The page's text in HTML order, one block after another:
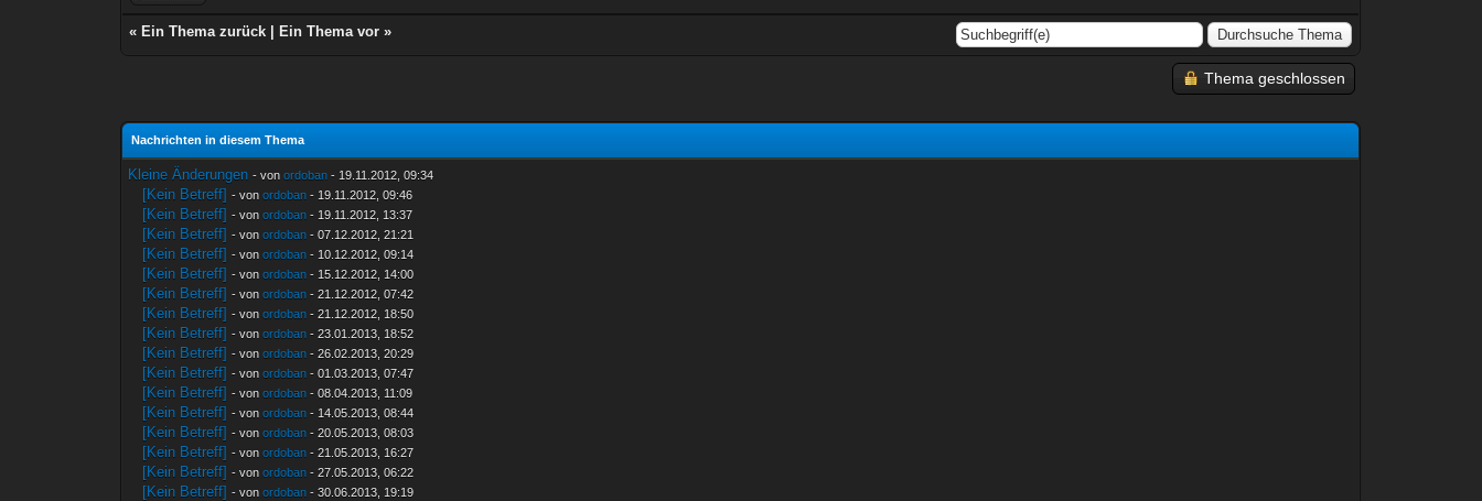
« Ein Thema zurück Ein Thema vor »
Thema geschlossen
Nachrichten in diesem Thema
Kleine Änderungen - vonordoban - 19.11.2012, 09:34
[Kein Betreff] - vonordoban - 19.11.2012, 09:46
[Kein Betreff] - vonordoban - 19.11.2012, 13:37
[Kein Betreff] - vonordoban - 07.12.2012, 21:21
[Kein Betreff] - vonordoban - 10.12.2012, 09:14
[Kein Betreff] - vonordoban - 15.12.2012, 14:00
[Kein Betreff] - vonordoban - 21.12.2012, 07:42
[Kein Betreff] - vonordoban - 21.12.2012, 18:50
[Kein Betreff] - vonordoban - 23.01.2013, 18:52
[Kein Betreff] - vonordoban - 26.02.2013, 20:29
[Kein Betreff] - vonordoban - 01.03.2013, 07:47
[Kein Betreff] - vonordoban - 08.04.2013, 11:09
[Kein Betreff] - vonordoban - 14.05.2013, 08:44
[Kein Betreff] - vonordoban - 20.05.2013, 08:03
[Kein Betreff] - vonordoban - 21.05.2013, 16:27
[Kein Betreff] - vonordoban - 27.05.2013, 06:22
[Kein Betreff] - vonordoban - 30.06.2013, 19:19